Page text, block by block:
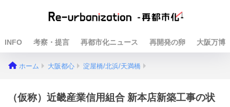
INFO 考察・提言 再都市化ニュース 再開発の卵 大阪万博
ホーム 大阪都心 淀屋橋/北浜/天満橋
（仮称）近畿産業信用組合 新本店新築工事の状